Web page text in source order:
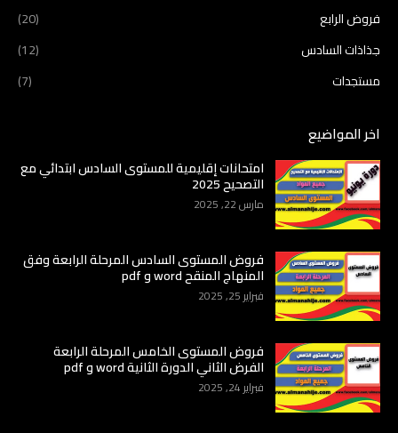
فروض الرابع
(20)
جذاذات السادس
(12)
مستجدات
(7)
اخر المواضيع
امتحانات إقليمية للمستوى السادس ابتدائي مع
التصحيح 2025
مارس 22, 2025
فروض المستوى السادس المرحلة الرابعة وفق
المنهاج المنقح word و pdf
فبراير 25, 2025
فروض المستوى الخامس المرحلة الرابعة
الفرض الثاني الدورة الثانية word و pdf
فبراير 24, 2025